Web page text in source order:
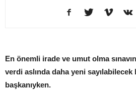
En önemli irade ve umut olma
verdi aslında daha yeni
başkanıyken.